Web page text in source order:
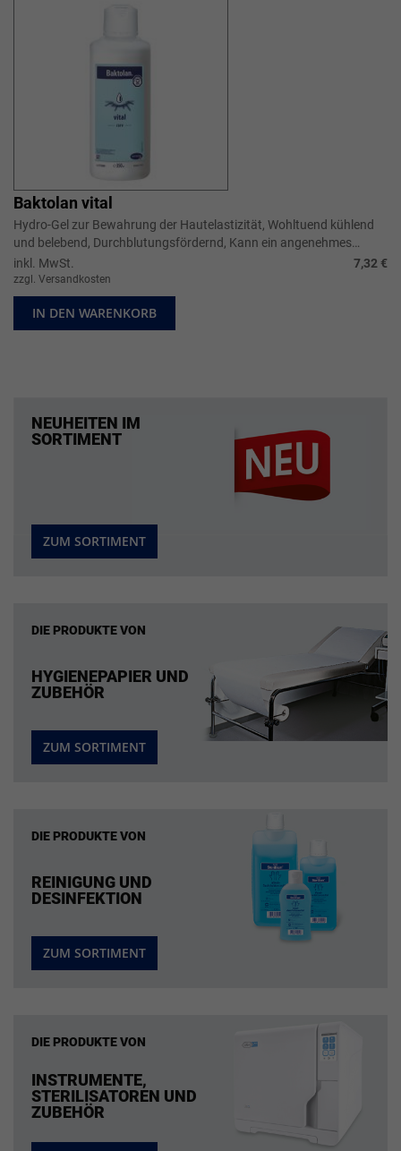
Baktolan vital
Hydro-Gel zur Bewahrung der Hautelastizität, Wohltuend kühlend
und belebend, Durchblutungsfördernd, Kann ein angenehmes
Wärmegefühl hervorrufe...
inkl. MwSt. 7,32 €
zzgl. Versandkosten
IN DEN WARENKORB
NEUHEITEN IM
SORTIMENT
ZUM SORTIMENT
DIE PRODUKTE VON
HYGIENEPAPIER UND
ZUBEHÖR
ZUM SORTIMENT
DIE PRODUKTE VON
REINIGUNG UND
DESINFEKTION
ZUM SORTIMENT
DIE PRODUKTE VON
INSTRUMENTE,
STERILISATOREN UND
ZUBEHÖR